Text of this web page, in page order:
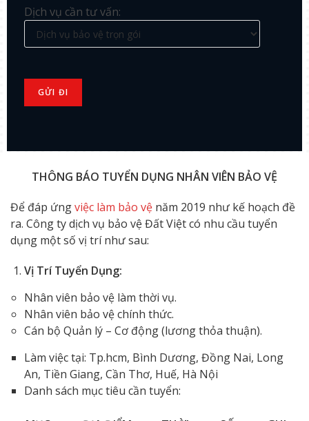
Dịch vụ cần tư vấn:
THÔNG BÁO TUYỂN DỤNG NHÂN VIÊN BẢO VỆ
Để đáp ứngviệc làm bảo vệ năm 2019 như kế hoạch đề
ra. Công ty dịch vụ bảo vệ Đất Việt có nhu cầu tuyển
dụng một số vị trí như sau:
Vị Trí Tuyển Dụng:
Nhân viên bảo vệ làm thời vụ.
Nhân viên bảo vệ chính thức.
Cán bộ Quản lý – Cơ động (lương thỏa thuận).
Làm việc tại: Tp.hcm, Bình Dương, Đồng Nai, Long
An, Tiền Giang, Cần Thơ, Huế, Hà Nội
Danh sách mục tiêu cần tuyển: